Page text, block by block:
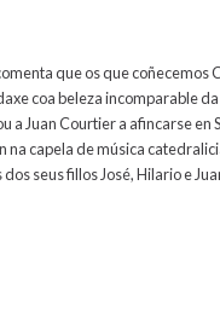
que os que coñecemos
coa beleza incomparable
a Juan Courtier a afincarse en
na capela de música
seus fillos José, Hilario e